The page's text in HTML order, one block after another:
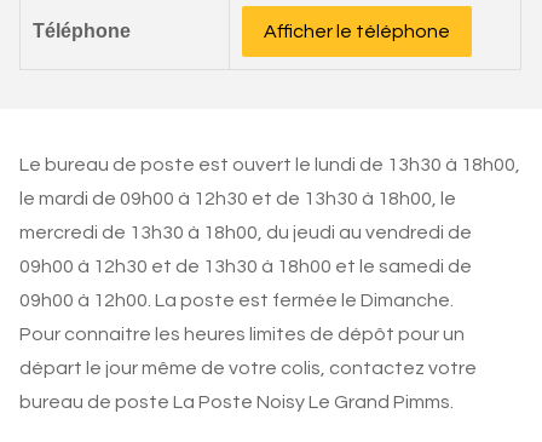
Téléphone Afficher le téléphone
Le bureau de poste est ouvert le lundi de 13h30 à 18h00,
le mardi de 09h00 à 12h30 et de 13h30 à 18h00, le
mercredi de 13h30 à 18h00, du jeudi au vendredi de
09h00 à 12h30 et de 13h30 à 18h00 et le samedi de
09h00 à 12h00. La poste est fermée le Dimanche.
Pour connaitre les heures limites de dépôt pour un
départ le jour même de votre colis, contactez votre
bureau de poste La Poste Noisy Le Grand Pimms.